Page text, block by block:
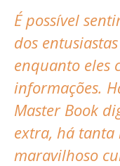
É possível
dos
enquanto eles
informações.
Master Book
extra, há tanta
maravilhoso